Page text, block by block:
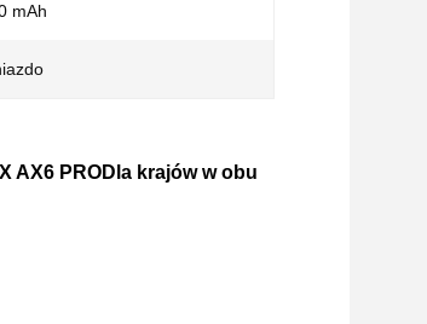
mAh
AX6 PRODla krajów w obu